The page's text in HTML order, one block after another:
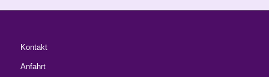
Kontakt
Anfahrt